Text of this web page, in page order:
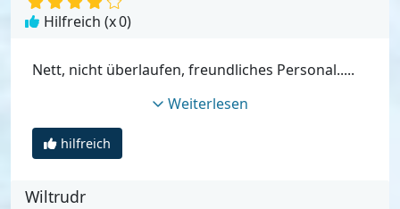
Hilfreich (x0)
Nett, nicht überlaufen, freundliches Personal.....
Weiterlesen
hilfreich
Wiltrudr